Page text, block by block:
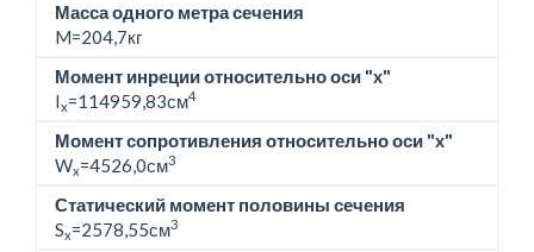
Масса одного метра сечения
M=204,7кг
Момент инреции относительно оси "x"
Ix=114959,83см4
Момент сопротивления относительно оси "x"
Wx=4526,0см3
Статический момент половины сечения
Sx=2578,55см3